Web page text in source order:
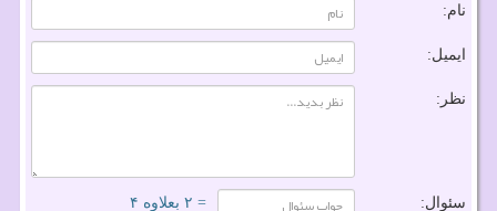
نام:
ایمیل:
نظر:
سئوال: = ۲ بعلاوه ۴